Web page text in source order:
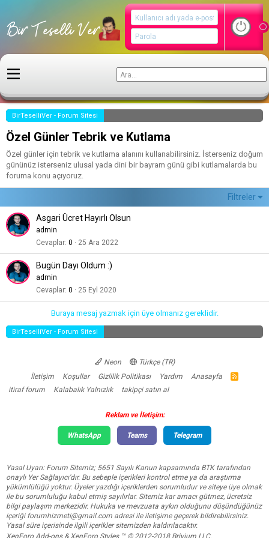
BirTeselliVer - Forum Sitesi
Özel Günler Tebrik ve Kutlama
Özel günler için tebrik ve kutlama alanını kullanabilirsiniz. İsterseniz doğum
gününüz isterseniz ulusal yada dini bir bayram günü gibi kutlamalarda bu
foruma konu açıyoruz.
Filtreler
Asgari Ücret Hayırlı Olsun
admin
Cevaplar 0 25 Ara 2022
Bugün Dayı Oldum :)
admin
Cevaplar 0 25 Eyl 2020
Buraya mesaj yazmak için üye olmanız gereklidir.
BirTeselliVer - Forum Sitesi
Neon
Türkçe (TR)
İletişim
Koşullar Gizlilik Politikası Yardım Anasayfa
R
itiraf forum Kalabalık Yalnızlık takipçi satın al
Reklam ve İletişim:
WhatsApp Teams Telegram
Yasal Uyarı: Forum Sitemiz; 5651 Sayılı Kanun kapsamında BTK tarafından
onaylı Yer Sağlayıcı'dır. Bu sebeple içerikleri kontrol etme ya da araştırma
yükümlülüğü yoktur. Üyeler yazdığı içeriklerden sorumludur ve siteye üye olmak
ile bu sorumluluğu kabul etmiş sayılırlar. Sitemiz kar amacı gütmez, ücretsiz
bilgi paylaşım merkezidir. Hukuka ve mevzuata aykırı olduğunu düşündüğünüz
içeriği forumhizmeti@gmail.com adresi ile iletişime geçerek bildirebilirsiniz.
Yasal süre içerisinde ilgili içerikler sitemizden kaldırılacaktır.
XenForo Add-ons& XenForo Styles™ © 2012-2018 Brivium LLC.